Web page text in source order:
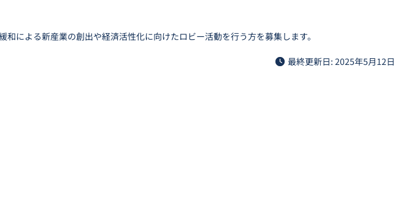
による新産業の創出や経済活性化に向けたロビー活動を行う方を募集します。
最終更新日: 2025年5月12日